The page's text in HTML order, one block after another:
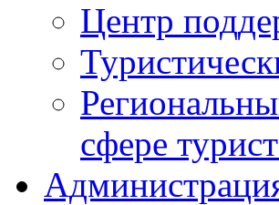
Центр
сфере